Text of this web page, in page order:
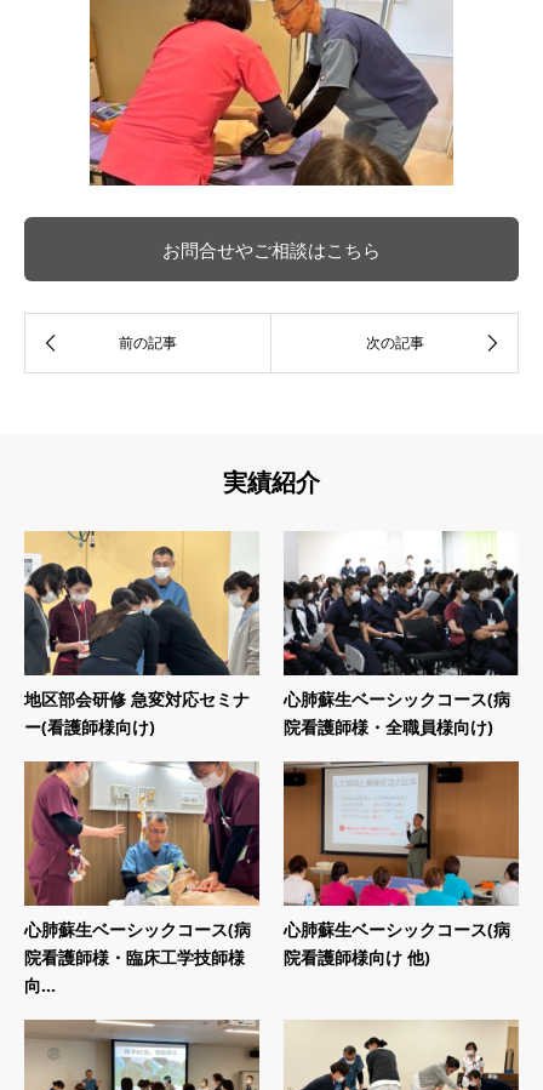
お問合せやご相談はこちら
実績紹介
地区部会研修 急変対応セミナ
ー(看護師様向け)
心肺蘇生ベーシックコース(病
院看護師様・全職員様向け)
心肺蘇生ベーシックコース(病
院看護師様・臨床工学技師様
向...
心肺蘇生ベーシックコース(病
院看護師様向け 他)